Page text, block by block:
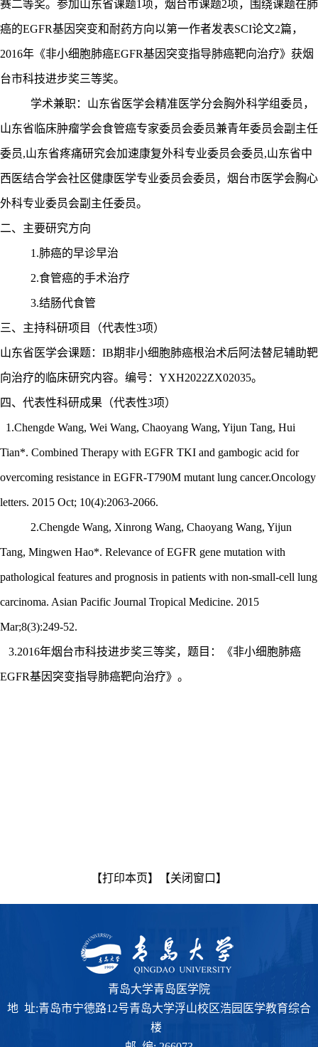
赛二等奖。参加山东省课题1项，烟台市课题2项，围绕课题在肺
癌的EGFR基因突变和耐药方向以第一作者发表SCI论文2篇，
2016年《非小细胞肺癌EGFR基因突变指导肺癌靶向治疗》获烟
台市科技进步奖三等奖。
学术兼职： 山东省医学会精准医学分会胸外科学组委员 ，
山东省临床肿瘤学会食管癌专家委员会委员兼青年委员会副主任
委员,山东省疼痛研究会加速康复外科专业委员会委员,山东省中
西医结合学会社区健康医学专业委员会委员，烟台市医学会胸心
外科专业委员会副主任委员。
二、主要研究方向
1.肺癌的早诊早治
2.食管癌的手术治疗
3.结肠代食管
三、主持科研项目（代表性3项）
山东省医学会课题： IB期非小细胞肺癌根治术后阿法替尼辅助靶
向治疗的临床研究内容。编号：YXH2022ZX02035。
四、 代表性科研成果（代表性3项）
1.Chengde Wang, Wei Wang, Chaoyang Wang, Yijun Tang, Hui
Tian*. Combined Therapy with EGFR TKI and gambogic acid for
overcoming resistance in EGFR-T790M mutant lung cancer.Oncology
letters. 2015 Oct; 10(4):2063-2066.
2.Chengde Wang, Xinrong Wang, Chaoyang Wang, Yijun
Tang, Mingwen Hao*. Relevance of EGFR gene mutation with
pathological features and prognosis in patients with non-small-cell lung
carcinoma. Asian Pacific Journal Tropical Medicine. 2015
Mar;8(3):249-52.
3.2016年烟台市科技进步奖三等奖，题目：《非小细胞肺癌
EGFR基因突变指导肺癌靶向治疗》。
【打印本页】 【关闭窗口】
青岛大学青岛医学院
地 址:青岛市宁德路12号青岛大学浮山校区浩园医学教育综合
楼